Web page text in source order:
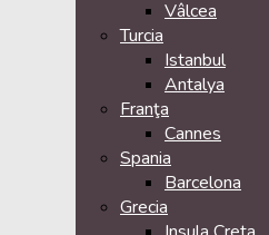
Vâlcea
Turcia
Istanbul
Antalya
Franţa
Cannes
Spania
Barcelona
Grecia